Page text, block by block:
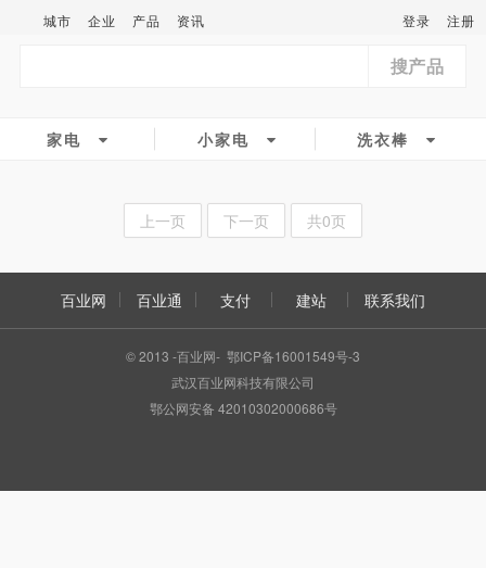
城市 企业 产品 资讯 登录 注册
搜产品
家电 小家电 洗衣棒
上一页 下一页 共0页
百业网 百业通 支付 建站 联系我们
© 2013 -百业网- 鄂ICP备16001549号-3
武汉百业网科技有限公司
鄂公网安备 42010302000686号